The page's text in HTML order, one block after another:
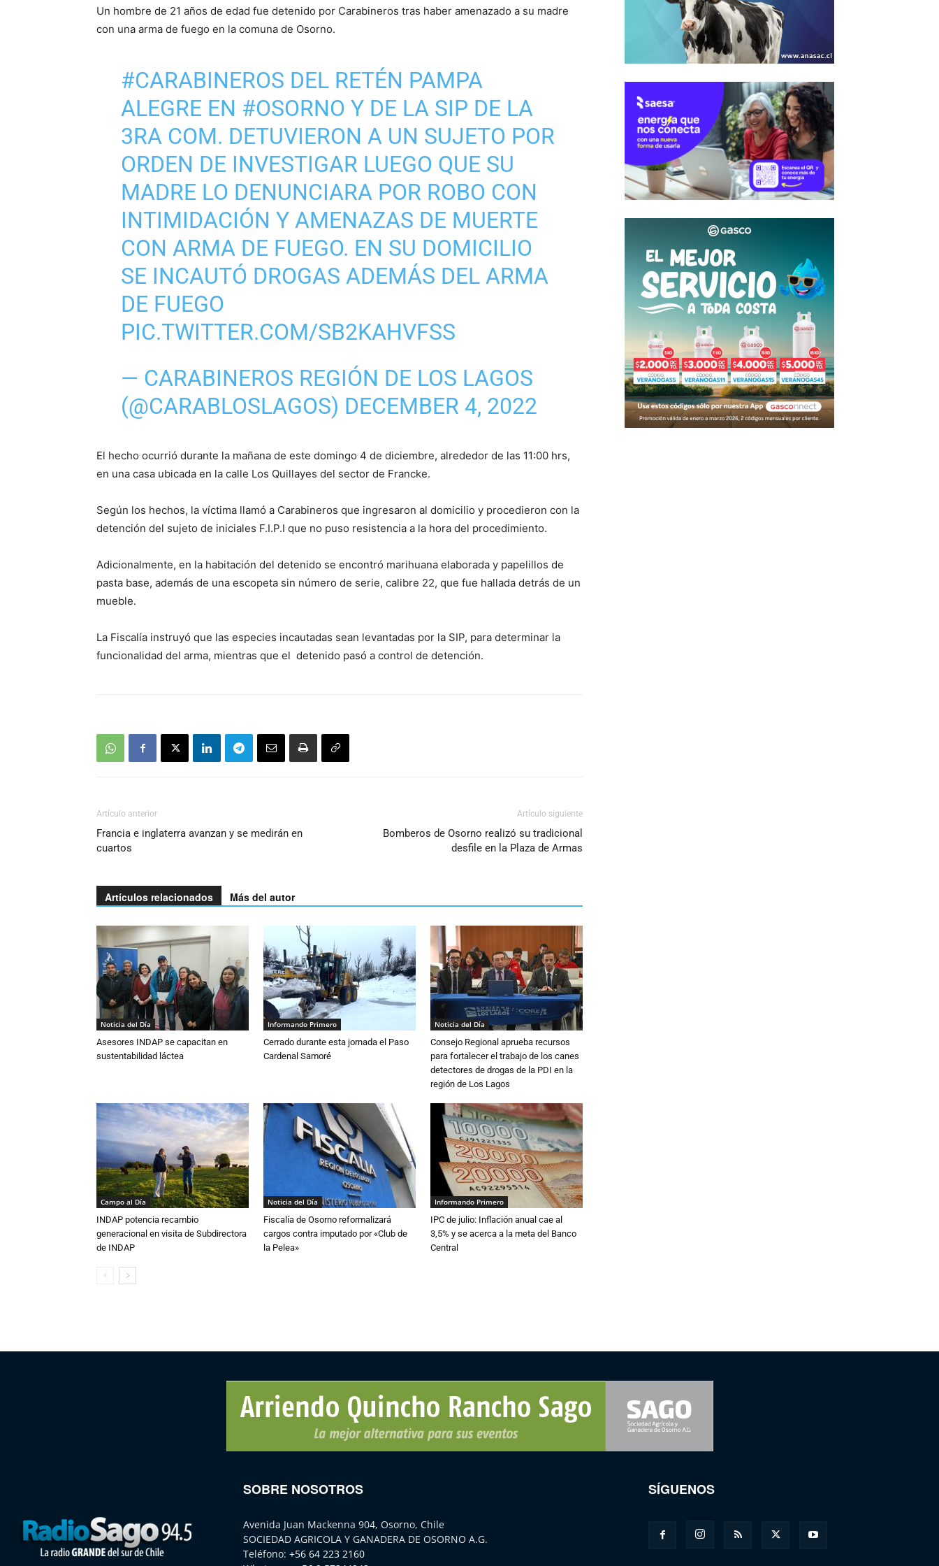
Un hombre de 21 años de edad fue detenido por Carabineros tras haber amenazado a su madre
con una arma de fuego en la comuna de Osorno.
#CARABINEROS DEL RETÉN PAMPA
ALEGRE EN #OSORNO Y DE LA SIP DE LA
3RA COM. DETUVIERON A UN SUJETO POR
ORDEN DE INVESTIGAR LUEGO QUE SU
MADRE LO DENUNCIARA POR ROBO CON
INTIMIDACIÓN Y AMENAZAS DE MUERTE
CON ARMA DE FUEGO. EN SU DOMICILIO
SE INCAUTÓ DROGAS ADEMÁS DEL ARMA
DE FUEGO
PIC.TWITTER.COM/SB2KAHVFSS
— CARABINEROS REGIÓN DE LOS LAGOS
(@CARABLOSLAGOS) DECEMBER 4, 2022
El hecho ocurrió durante la mañana de este domingo 4 de diciembre, alrededor de las 11:00 hrs,
en una casa ubicada en la calle Los Quillayes del sector de Francke.
Según los hechos, la víctima llamó a Carabineros que ingresaron al domicilio y procedieron con la
detención del sujeto de iniciales F.I.P.I que no puso resistencia a la hora del procedimiento.
Adicionalmente, en la habitación del detenido se encontró marihuana elaborada y papelillos de
pasta base, además de una escopeta sin número de serie, calibre 22, que fue hallada detrás de un
mueble.
La Fiscalía instruyó que las especies incautadas sean levantadas por la SIP, para determinar la
funcionalidad del arma, mientras que el detenido pasó a control de detención.
Artículo anterior
Francia e inglaterra avanzan y se medirán en
cuartos
Artículo siguiente
Bomberos de Osorno realizó su tradicional
desfile en la Plaza de Armas
Artículos relacionados Más del autor
Noticia del Día
Asesores INDAP se capacitan en
sustentabilidad láctea
Informando Primero
Cerrado durante esta jornada el Paso
Cardenal Samoré
Noticia del Día
Consejo Regional aprueba recursos
para fortalecer el trabajo de los canes
detectores de drogas de la PDI en la
región de Los Lagos
Campo al Día
INDAP potencia recambio
generacional en visita de Subdirectora
de INDAP
Noticia del Día
Fiscalía de Osorno reformalizará
cargos contra imputado por «Club de
la Pelea»
Informando Primero
IPC de julio: Inflación anual cae al
3,5% y se acerca a la meta del Banco
Central
SOBRE NOSOTROS
Avenida Juan Mackenna 904, Osorno, Chile
SOCIEDAD AGRICOLA Y GANADERA DE OSORNO A.G.
Teléfono: +56 64 223 2160
SÍGUENOS